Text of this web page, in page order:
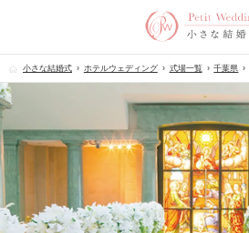
小さな結婚式 ホテルウェディング 式場一覧 千葉県